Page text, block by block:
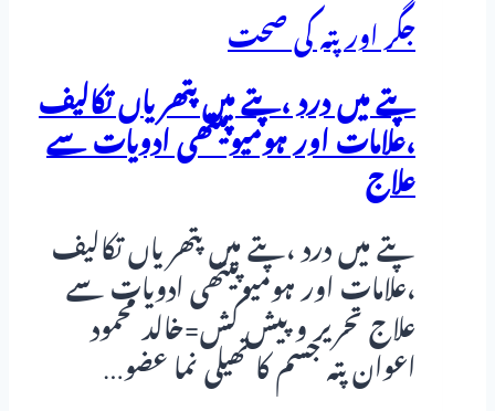
جگر اور پتہ کی صحت
پتے میں درد ،پتے میں پتھریاں تکالیف
،علامات اور ہومیوپیتھی ادویات سے
علاج
پتے میں درد ،پتے میں پتھریاں تکالیف
،علامات اور ہومیوپیتھی ادویات سے
علاج تحریر و پیش کش=خالد محمود
اعوان پتہ جسم کا تھیلی نما عضو…